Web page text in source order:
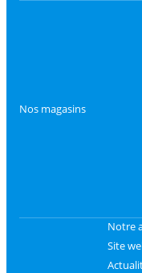
Nos magasins
Notre
Site